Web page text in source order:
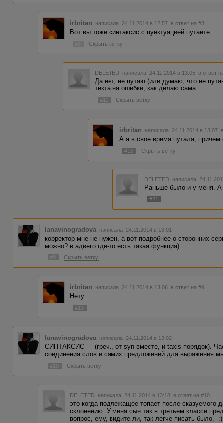
irbritan написала 24.11.2014 в 12:57 в ответ на #3
Вот вы тоже синтаксис с пунктуацией путаете.
Скрыть ветку
DELETED написала 24.11.2014 в 13:05 в ответ
Да нет, не путаю (или думаю, что не
текта на ошибки, как делаю сама.
#11 Скрыть ветку
irbritan написала 24.11.2014 в 13:07
А я в свое время путала, причем
#15 Скрыть ветку
DELETED написала
Раньше было и у меня. А
#21
lanavinogradova написала 24.11.2014 в 13:01
корректор мне не нужен, а вот подробнее о сторонних
можно? в адвего где-то есть такая функция)
#9 Скрыть ветку
irbritan написала 24.11.2014 в 13:06 в ответ на #9
Нету
#13
lanavinogradova написала 24.11.2014 в 13:02
СИНТАКСИС — (греч., от syn вместе, и taxis порядок).
соединения слов и самих предложений для выражения
#10 Скрыть ветку
DELETED написала 24.11.2014 в 13:18 в ответ на #10
это когда подлежащее топает после сказуемого
склонению. У меня сын так в третьем классе
вопрос, ему, видите ли, так легче писать было. -:)